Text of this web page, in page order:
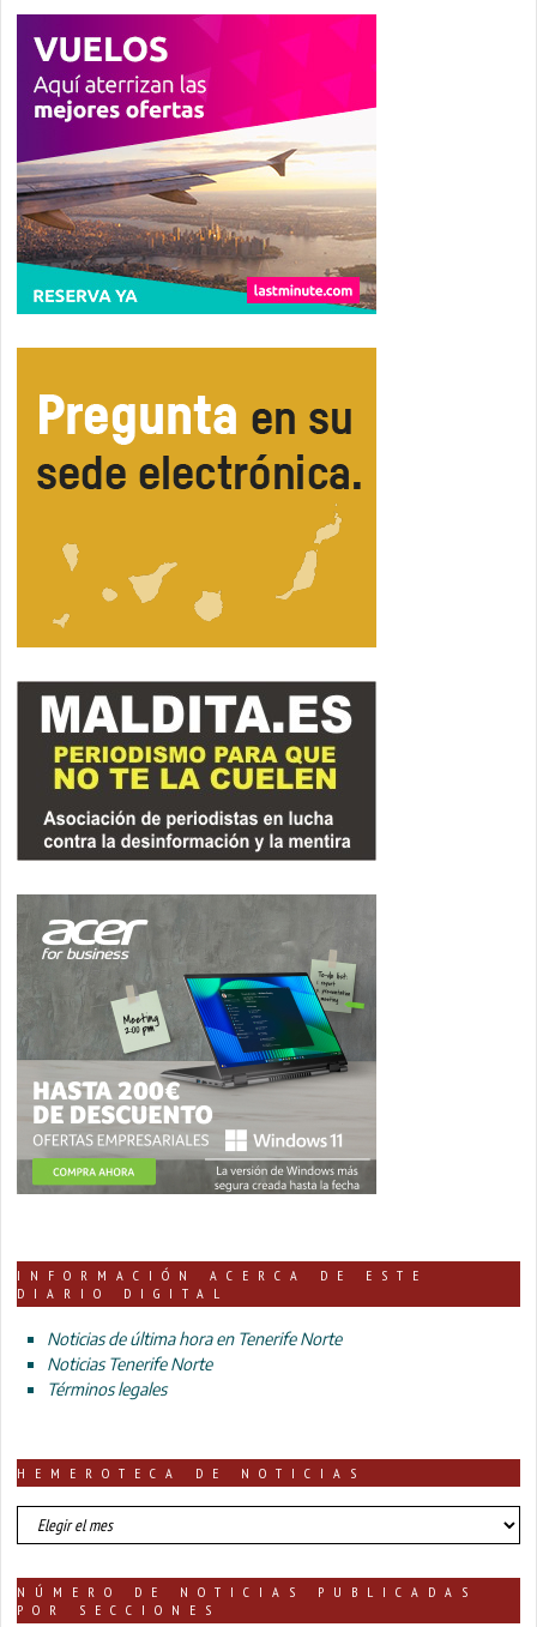
INFORMACIÓN ACERCA DE ESTE
DIARIO DIGITAL
Noticias de última hora en Tenerife Norte
Noticias Tenerife Norte
Términos legales
HEMEROTECA DE NOTICIAS
HEMEROTECA
DE
NÚMERO DE NOTICIAS PUBLICADAS
POR SECCIONES